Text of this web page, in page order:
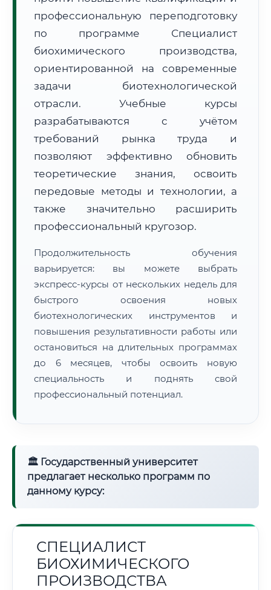
Расчет логистики оригиналов:
• Экспресс-доставка СДЭК / Почтой:4–6 рабочих дней
📜 Документы и аккредитация
🔍Нажмите на документ для увеличения и просмотра
профессиональную переподготовку
по программе Специалист
биохимического производства,
ориентированной на современные
задачи биотехнологической
отрасли. Учебные курсы
разрабатываются с учётом
требований рынка труда и
позволяют эффективно обновить
теоретические знания, освоить
передовые методы и технологии, а
также значительно расширить
профессиональный кругозор.
Продолжительность обучения
варьируется: вы можете выбрать
экспресс-курсы от нескольких недель для
быстрого освоения новых
биотехнологических инструментов и
повышения результативности работы или
остановиться на длительных программах
до 6 месяцев, чтобы освоить новую
специальность и поднять свой
профессиональный потенциал.
🏛 Государственный университет
предлагает несколько программ по
данному курсу:
СПЕЦИАЛИСТ
БИОХИМИЧЕСКОГО
ПРОИЗВОДСТВА